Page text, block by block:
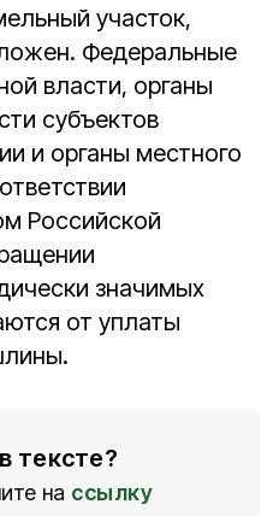
участок,
Федеральные
власти, органы
субъектов
и органы местного
Российской
значимых
от уплаты
тексте?
на ссылку